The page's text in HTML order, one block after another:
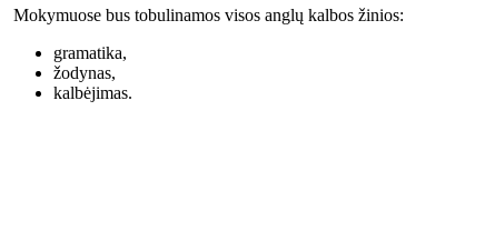
Mokymuose bus tobulinamos visos anglų kalbos žinios:
gramatika,
žodynas,
kalbėjimas.